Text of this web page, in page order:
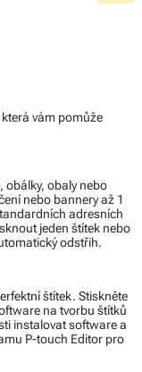
vám pomůže
obálky, obaly nebo
nebo bannery až 1
adresních
jeden štítek nebo
odstřih.
štítek. Stiskněte
na tvorbu štítků
instalovat software a
P-touch Editor pro